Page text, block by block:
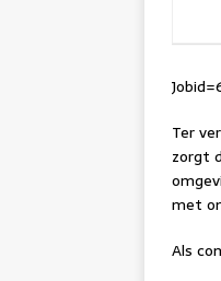
Ter
zorgt
met
Als